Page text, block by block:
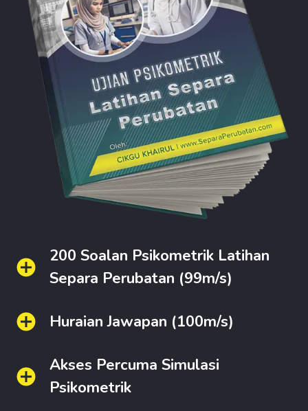
200 Soalan Psikometrik Latihan
Separa Perubatan (99m/s)
Huraian Jawapan (100m/s)
Akses Percuma Simulasi
Psikometrik